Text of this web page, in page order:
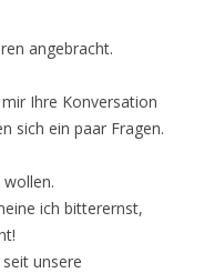
angebracht.
Ihre Konversation
sich ein paar Fragen.
ich bitterernst,
unsere